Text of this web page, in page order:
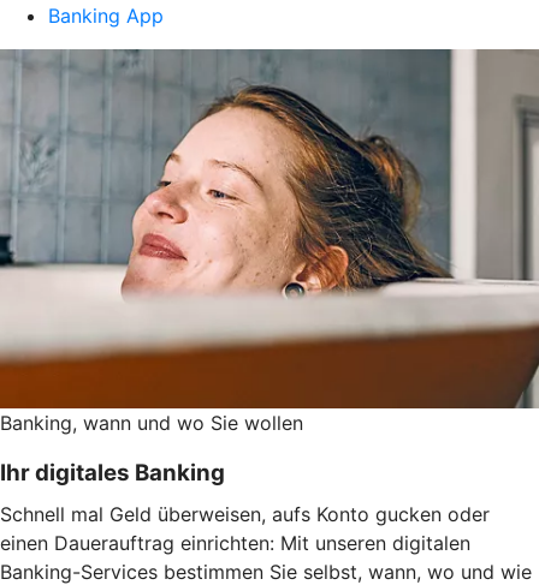
Banking App
Banking, wann und wo Sie wollen
Ihr digitales Banking
Schnell mal Geld überweisen, aufs Konto gucken oder
einen Dauerauftrag einrichten: Mit unseren digitalen
Banking-Services bestimmen Sie selbst, wann, wo und wie